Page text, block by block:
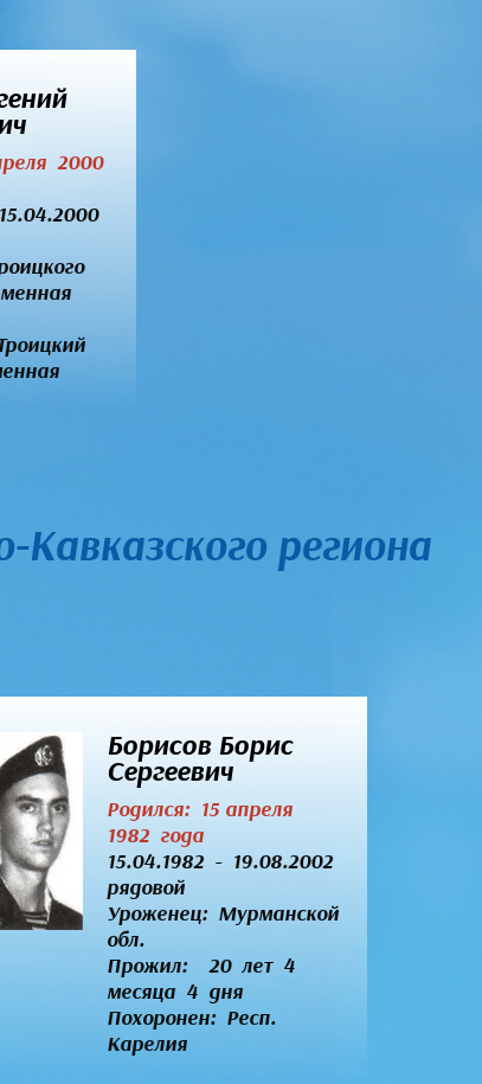
2000
региона
Борисов Борис
Сергеевич
Родился: 15 апреля
1982 года
15.04.1982 - 19.08.2002
рядовой
Уроженец: Мурманской
обл.
Прожил: 20 лет 4
месяца 4 дня
Похоронен: Респ.
Карелия